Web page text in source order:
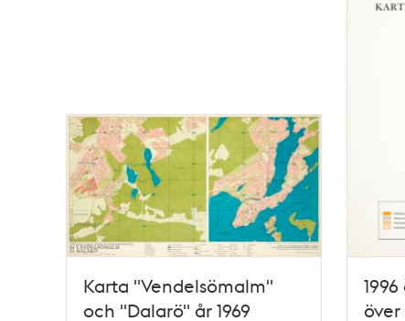
Karta "Vendelsömalm"
och "Dalarö" år 1969